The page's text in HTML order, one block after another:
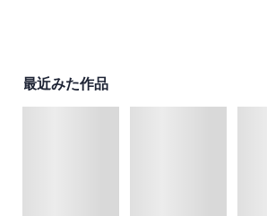
最近みた作品